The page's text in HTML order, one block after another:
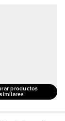
productos
similares